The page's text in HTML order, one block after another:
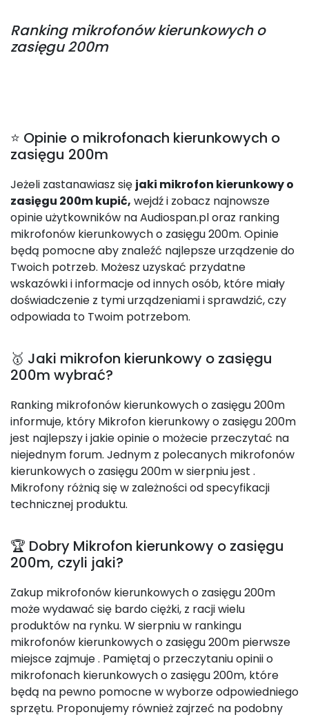
Rankingmikrofonów kierunkowych o
zasięgu 200m
⭐ Opinie o mikrofonach kierunkowych o
zasięgu 200m
Jeżeli zastanawiasz się jaki mikrofon kierunkowy o
zasięgu 200m kupić, wejdź i zobacz najnowsze
opinie użytkowników na Audiospan.pl oraz ranking
mikrofonów kierunkowych o zasięgu 200m. Opinie
będą pomocne aby znaleźć najlepsze urządzenie do
Twoich potrzeb. Możesz uzyskać przydatne
wskazówki i informacje od innych osób, które miały
doświadczenie z tymi urządzeniami i sprawdzić, czy
odpowiada to Twoim potrzebom.
🥇 Jaki mikrofon kierunkowy o zasięgu
200m wybrać?
Ranking mikrofonów kierunkowych o zasięgu 200m
informuje, który Mikrofon kierunkowy o zasięgu 200m
jest najlepszy i jakie opinie o możecie przeczytać na
niejednym forum. Jednym z polecanych mikrofonów
kierunkowych o zasięgu 200m w sierpniu jest .
Mikrofony różnią się w zależności od specyfikacji
technicznej produktu.
🏆 Dobry Mikrofon kierunkowy o zasięgu
200m, czyli jaki?
Zakup mikrofonów kierunkowych o zasięgu 200m
może wydawać się bardo ciężki, z racji wielu
produktów na rynku. W sierpniu w rankingu
mikrofonów kierunkowych o zasięgu 200m pierwsze
miejsce zajmuje. Pamiętaj o przeczytaniu opinii o
mikrofonach kierunkowych o zasięgu 200m, które
będą na pewno pomocne w wyborze odpowiedniego
sprzętu. Proponujemy również zajrzeć na podobny